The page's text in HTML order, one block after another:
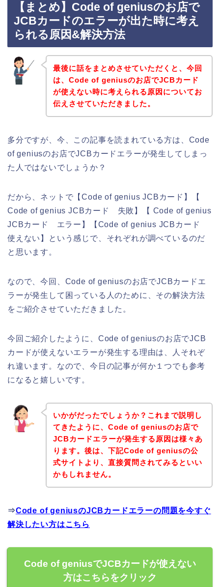
【まとめ】Code of geniusのお店で
JCBカードのエラーが出た時に考え
られる原因&解決方法
最後に話をまとめさせていただくと、今回
は、Code of geniusのお店でJCBカード
が使えない時に考えられる原因についてお
伝えさせていただきました。
多分ですが、今、この記事を読まれている方は、Code
of geniusのお店でJCBカードエラーが発生してしまっ
た人ではないでしょうか？
だから、ネットで【Code of genius JCBカード】【
Code of genius JCBカード 失敗】【 Code of genius
JCBカード エラー】【Code of genius JCBカード
使えない】という感じで、それぞれが調べているのだ
と思います。
なので、今回、Code of geniusのお店でJCBカードエ
ラーが発生して困っている人のために、その解決方法
をご紹介させていただきました。
今回ご紹介したように、Code of geniusのお店でJCB
カードが使えないエラーが発生する理由は、人それぞ
れ違います。なので、今日の記事が何か１つでも参考
になると嬉しいです。
いかがだったでしょうか？これまで説明し
てきたように、Code of geniusのお店で
JCBカードエラーが発生する原因は様々あ
ります。後は、下記Code of geniusの公
式サイトより、直接質問されてみるといい
かもしれません。
⇒Code of geniusのJCBカードエラーの問題を今すぐ
解決したい方はこちら
Code of geniusでJCBカードが使えない
方はこちらをクリック